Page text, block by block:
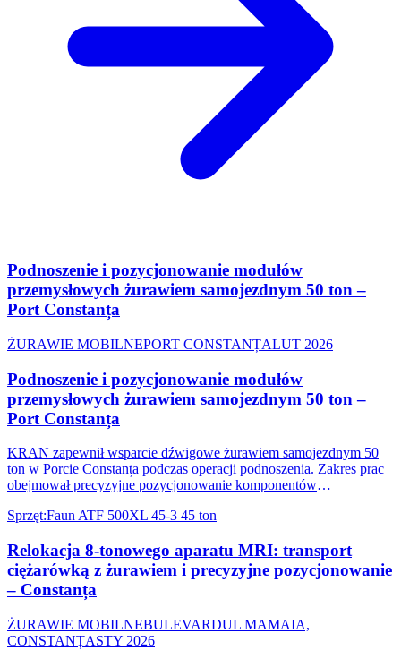
Podnoszenie i pozycjonowanie modułów
przemysłowych żurawiem samojezdnym 50 ton –
Port Constanța
ŻURAWIE MOBILNEPORT CONSTANȚALUT 2026
Podnoszenie i pozycjonowanie modułów
przemysłowych żurawiem samojezdnym 50 ton –
Port Constanța
KRAN zapewnił wsparcie dźwigowe żurawiem samojezdnym 50
ton w Porcie Constanța podczas operacji podnoszenia. Zakres prac
obejmował precyzyjne pozycjonowanie komponentów
Sprzęt:Faun ATF 500XL 45-3 45 ton
Relokacja 8-tonowego aparatu MRI: transport
ciężarówką z żurawiem i precyzyjne pozycjonowanie
– Constanța
ŻURAWIE MOBILNEBULEVARDUL MAMAIA,
CONSTANȚASTY 2026